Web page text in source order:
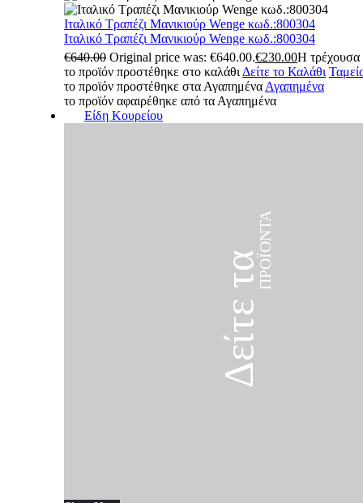
Ιταλικό Τραπέζι Μανικιούρ Wenge κωδ.:800304
Ιταλικό Τραπέζι Μανικιούρ Wenge κωδ.:800304
€640.00 Original price was: €640.00.€230.00Η τρέχουσα
το προϊόν προστέθηκε στο καλάθι Δείτε το Καλάθι
το προϊόν προστέθηκε στα Αγαπημένα Αγαπημένα
το προϊόν αφαιρέθηκε από τα Αγαπημένα
Είδη Κουρείου
Δείτε ταΠΡΟΪΌΝΤΑ